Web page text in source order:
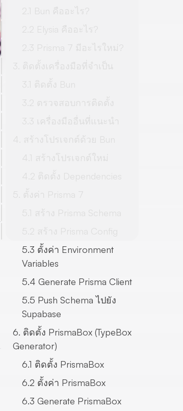
5.3 ตั้งค่า Environment
Variables
5.4 Generate Prisma Client
5.5 Push Schema ไปยัง
Supabase
6. ติดตั้ง PrismaBox (TypeBox
Generator)
6.1 ติดตั้ง PrismaBox
6.2 ตั้งค่า PrismaBox
6.3 Generate PrismaBox